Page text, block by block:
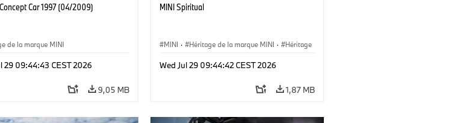
Car 1997 (04/2009)
de la marque MINI
29 09:44:43 CEST 2026
9,05 MB
MINI Spiritual
MINI · Héritage de la marque MINI ·
Héritage
Wed Jul 29 09:44:42 CEST 2026
1,87 MB